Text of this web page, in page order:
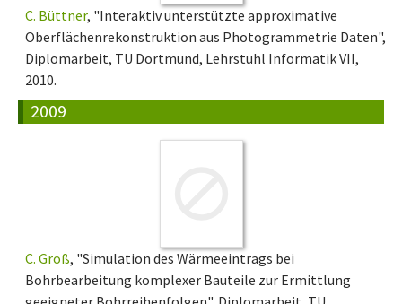
C. Büttner, "Interaktiv unterstützte approximative
Oberflächenrekonstruktion aus Photogrammetrie Daten",
Diplomarbeit, TU Dortmund, Lehrstuhl Informatik VII,
2010.
2009
C. Groß, "Simulation des Wärmeeintrags bei
Bohrbearbeitung komplexer Bauteile zur Ermittlung